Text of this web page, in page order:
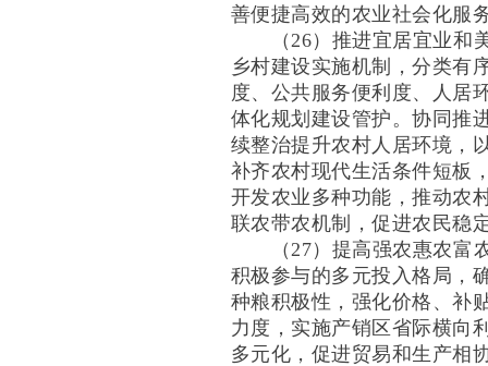
善便捷高效的农业社会化服
（26）推进宜居宜业和美
乡村建设实施机制，分类有
度、公共服务便利度、人居
体化规划建设管护。协同推
续整治提升农村人居环境，
补齐农村现代生活条件短板
开发农业多种功能，推动农
联农带农机制，促进农民稳
（27）提高强农惠农富农
积极参与的多元投入格局，
种粮积极性，强化价格、补
力度，实施产销区省际横向
多元化，促进贸易和生产相